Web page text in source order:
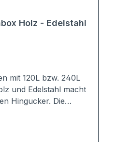
Holz - Edelstahl
mit 120L bzw. 240L
und Edelstahl macht
Hingucker. Die